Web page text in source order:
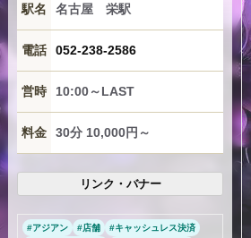
駅名 名古屋 栄駅
電話 052-238-2586
営時 10:00～LAST
料金 30分 10,000円～
リンク・バナー
#アジアン #店舗 #キャッシュレス決済